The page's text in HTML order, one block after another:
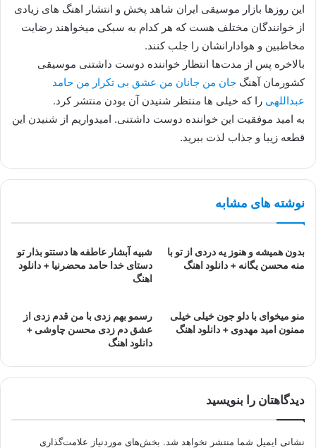
این روزها بازار موسیقی ایران شاهد پخش و انتشار اهنگ های زیادی
از خوانندگان مختلف هست که هر کدام به سبکی میخواهند رضایت
مخاطبین و هوادارانشان را جلب کنند.
بالاخره پس از مدت‌ها انتظار خواننده دوست داشتنی موسیقی
کشورمان آهنگ جان من جانان من عشق بی تکرار من حامد
عبداللهی را که خیلی ها منتظر شنیدن آن بودن منتشر کرد.
به امید موفقیت این خواننده دوست داشتنی. امیدواریم از شنیدن این
قطعه زیبا و جذاب لذت ببرید.
نوشته های مشابه
بدون همیشه و هنوز یه دردی از تو با
منه محسن یگانه + دانلود اهنگ
شبیه آبشار عاطفه ها دستتو بذار تو
دستای خدا حامد محضرنیا + دانلود
اهنگ
منو میخوای با دلو جون خیلی خیلی
ممنون امید مهدوی + دانلود اهنگ
رسمو بهم زدی با من قدم زدی از
عشق دم زدی محسن چاوشی +
دانلود اهنگ
دیدگاهتان را بنویسید
نشانی ایمیل شما منتشر نخواهد شد. بخش‌های موردنیاز علامت‌گذاری